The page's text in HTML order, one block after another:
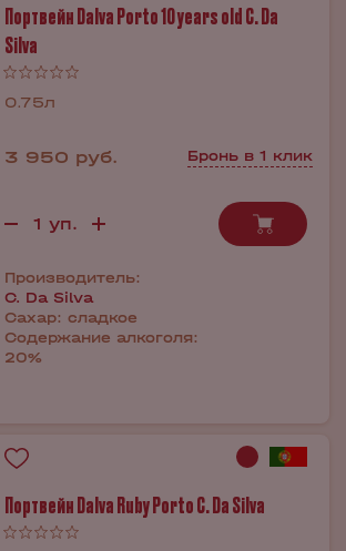
Портвейн Dalva Porto 10 years old C. Da
Silva
0.75л
3 950 руб. Бронь в 1 клик
Производитель:
C. Da Silva
Сахар: сладкое
Содержание алкоголя:
20%
Портвейн Dalva Ruby Porto C. Da Silva